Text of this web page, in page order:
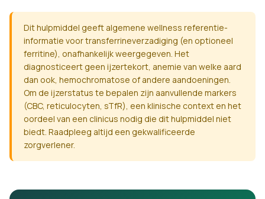
Dit hulpmiddel geeft algemene wellness referentie-
informatie voor transferrineverzadiging (en optioneel
ferritine), onafhankelijk weergegeven. Het
diagnosticeert geen ijzertekort, anemie van welke aard
dan ook, hemochromatose of andere aandoeningen.
Om de ijzerstatus te bepalen zijn aanvullende markers
(CBC, reticulocyten, sTfR), een klinische context en het
oordeel van een clinicus nodig die dit hulpmiddel niet
biedt. Raadpleeg altijd een gekwalificeerde
zorgverlener.